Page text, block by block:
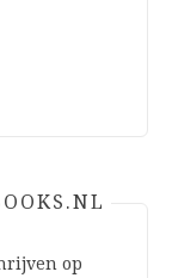
op